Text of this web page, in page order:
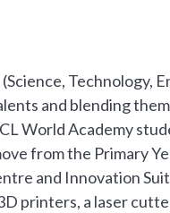
Technology,
and blending
World Academy
from the Primary
and Innovation
printers, a laser